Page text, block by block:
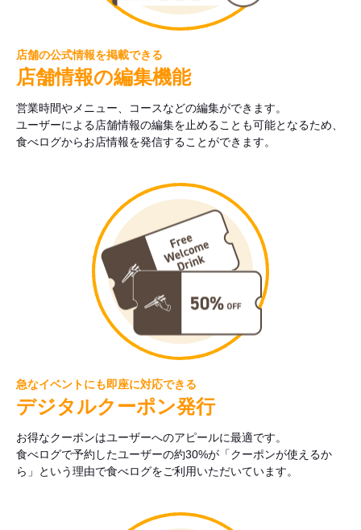
店舗の公式情報を掲載できる
店舗情報の編集機能
営業時間やメニュー、コースなどの編集ができます。
ユーザーによる店舗情報の編集を止めることも可能となるため、
食べログからお店情報を発信することができます。
急なイベントにも即座に対応できる
デジタルクーポン発行
お得なクーポンはユーザーへのアピールに最適です。
食べログで予約したユーザーの約30%が「クーポンが使えるか
ら」という理由で食べログをご利用いただいています。